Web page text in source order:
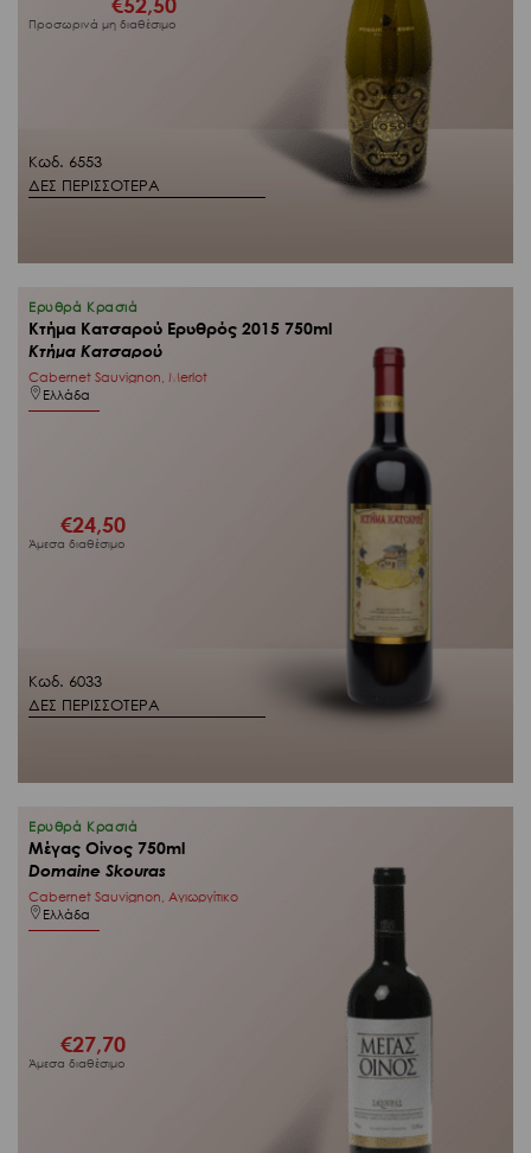
Κωδ. 6553
ΔΕΣ ΠΕΡΙΣΣΟΤΕΡΑ
Προσωρινά μη διαθέσιμο
Κωδ. 6033
ΔΕΣ ΠΕΡΙΣΣΟΤΕΡΑ
Ερυθρά Κρασιά
Κτήμα Κατσαρού Ερυθρός 2015 750ml
Κτήμα Κατσαρού
Cabernet Sauvignon, Merlot
Ελλάδα
€24,50
Άμεσα διαθέσιμο
Ερυθρά Κρασιά
Μέγας Οίνος 750ml
Domaine Skouras
Cabernet Sauvignon, Αγιωργίτικο
Ελλάδα
€27,70
Άμεσα διαθέσιμο